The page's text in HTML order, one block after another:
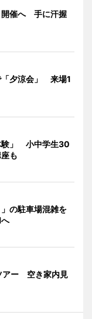
開催へ 手に汗握
「夕涼会」 来場1
験」 小中学生30
も
の駐車場混雑を
アー 空き家内見